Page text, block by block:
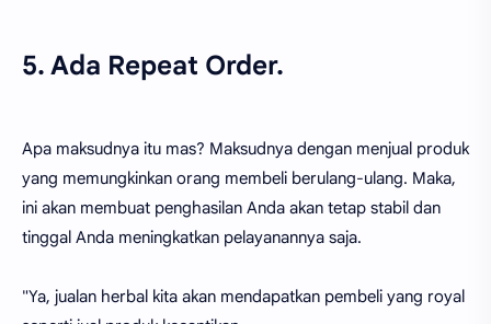
5. Ada Repeat Order.
Apa maksudnya itu mas? Maksudnya dengan menjual produk
yang memungkinkan orang membeli berulang-ulang. Maka,
ini akan membuat penghasilan Anda akan tetap stabil dan
tinggal Anda meningkatkan pelayanannya saja.
"Ya, jualan herbal kita akan mendapatkan pembeli yang royal